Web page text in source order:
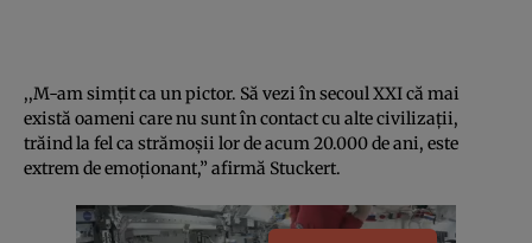
,,M-am simţit ca un pictor. Să vezi în secoul XXI că mai
există oameni care nu sunt în contact cu alte civilizaţii,
trăind la fel ca strămoşii lor de acum 20.000 de ani, este
extrem de emoţionant,” afirmă Stuckert.